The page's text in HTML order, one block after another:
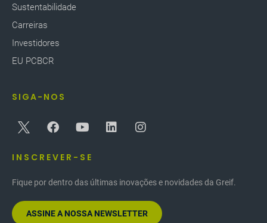
disponível em inglês e espanhol para treinar
aumento significativo no uso de materiais de
desenvolvimento e maiores taxas de conclusão de
expandindo o acesso dos colegas aos cursos do
Sustentabilidade
Carreiras
Investidores
EU PCBCR
SIGA-NOS
INSCREVER-SE
Fique por dentro das últimas inovações e novidades da Greif.
ASSINE A NOSSA NEWSLETTER